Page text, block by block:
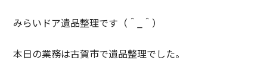
みらいドア遺品整理です（＾_＾）
本日の業務は古賀市で遺品整理でした。